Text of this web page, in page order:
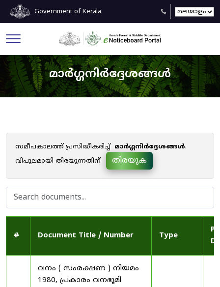
Government of Kerala
മാർഗ്ഗനിർദ്ദേശങ്ങൾ
സമീപകാലത്ത് പ്രസിദ്ധീകരിച്ച് മാർഗ്ഗനിർദ്ദേശങ്ങൾ.
വിപുലമായി തിരയുന്നതിന്
തിരയുക
# Document Title / Number Type
വനം ( സംരക്ഷണ ) നിയമം
1980, പ്രകാരം വനഭൂമി